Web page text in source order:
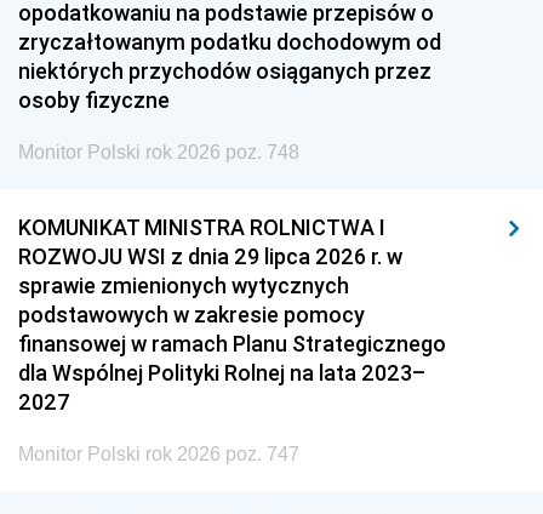
opodatkowaniu na podstawie przepisów o
zryczałtowanym podatku dochodowym od
niektórych przychodów osiąganych przez
osoby fizyczne
Monitor Polski rok 2026 poz. 748
KOMUNIKAT MINISTRA ROLNICTWA I
ROZWOJU WSI z dnia 29 lipca 2026 r. w
sprawie zmienionych wytycznych
podstawowych w zakresie pomocy
finansowej w ramach Planu Strategicznego
dla Wspólnej Polityki Rolnej na lata 2023–
2027
Monitor Polski rok 2026 poz. 747